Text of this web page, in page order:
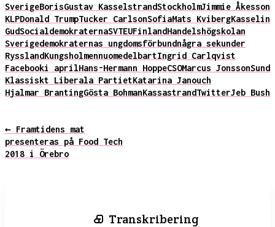
SverigeBorisGustav KasselstrandStockholmJimmie Åkesson
KLPDonald TrumpTucker CarlsonSofiaMats KvibergKasselin
GudSocialdemokraternaSVTEUFinlandHandelshögskolan
Sverigedemokraternas ungdomsförbundnågra sekunder
RysslandKungsholmennuomedelbartIngrid Carlqvist
Facebooki aprilHans-Hermann HoppeCSOMarcus JonssonSund
Klassiskt Liberala PartietKatarina Janouch
Hjalmar BrantingGösta BohmanKassastrandTwitterJeb Bush
← Framtidens mat
presenteras på Food Tech
2018 i Örebro
Transkribering